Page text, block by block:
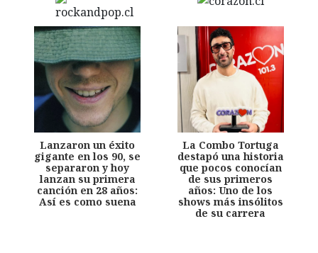
Lanzaron un éxito
gigante en los 90, se
separaron y hoy
lanzan su primera
canción en 28 años:
Así es como suena
La Combo Tortuga
destapó una historia
que pocos conocían
de sus primeros
años: Uno de los
shows más insólitos
de su carrera